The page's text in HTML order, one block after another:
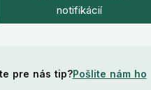
notifikácií
pre nás tip?Pošlite nám ho